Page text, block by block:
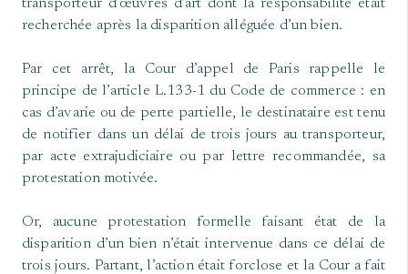
transporteur d’œuvres d’art dont la responsabilité était
recherchée après la disparition alléguée d’un bien.
Par cet arrêt, la Cour d’appel de Paris rappelle le
principe de l’article L.133-1 du Code de commerce : en
cas d’avarie ou de perte partielle, le destinataire est tenu
de notifier dans un délai de trois jours au transporteur,
par acte extrajudiciaire ou par lettre recommandée, sa
protestation motivée.
Or, aucune protestation formelle faisant état de la
disparition d’un bien n’était intervenue dans ce délai de
trois jours. Partant, l’action était forclose et la Cour a fait